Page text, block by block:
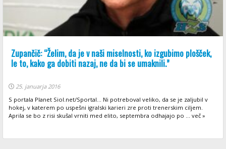
Zupančič: “Želim, da je v naši miselnosti, ko izgubimo plošček,
le to, kako ga dobiti nazaj, ne da bi se umaknili.”
25. januarja 2016
S portala Planet Siol.net/Sportal... Ni potreboval veliko, da se je zaljubil v
hokej, v katerem po uspešni igralski karieri zre proti trenerskim ciljem.
Aprila se bo z risi skušal vrniti med elito, septembra odhajajo po ... več »